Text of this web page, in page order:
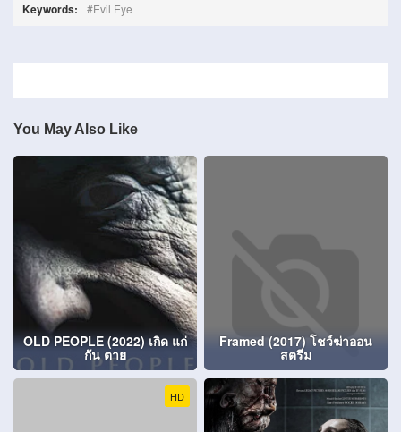
Keywords: Evil Eye
You May Also Like
OLD PEOPLE (2022) เกิด แก่
กัน ตาย
Framed (2017) โชว์ฆ่าออน
สตรีม
HD